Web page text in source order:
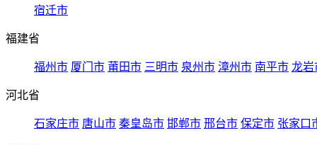
宿迁市
福建省
福州市 厦门市 莆田市 三明市 泉州市 漳州市 南平市 龙岩
河北省
石家庄市 唐山市 秦皇岛市 邯郸市 邢台市 保定市 张家口